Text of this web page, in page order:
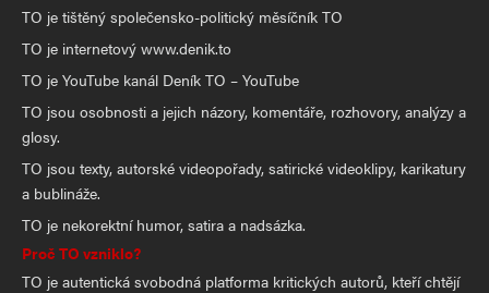
TO je tištěný společensko-politický měsíčník TO
TO je internetový www.denik.to
TO je YouTube kanál Deník TO – YouTube
TO jsou osobnosti a jejich názory, komentáře, rozhovory, analýzy a
glosy.
TO jsou texty, autorské videopořady, satirické videoklipy, karikatury
a bublináže.
TO je nekorektní humor, satira a nadsázka.
Proč TO vzniklo?
TO je autentická svobodná platforma kritických autorů, kteří chtějí